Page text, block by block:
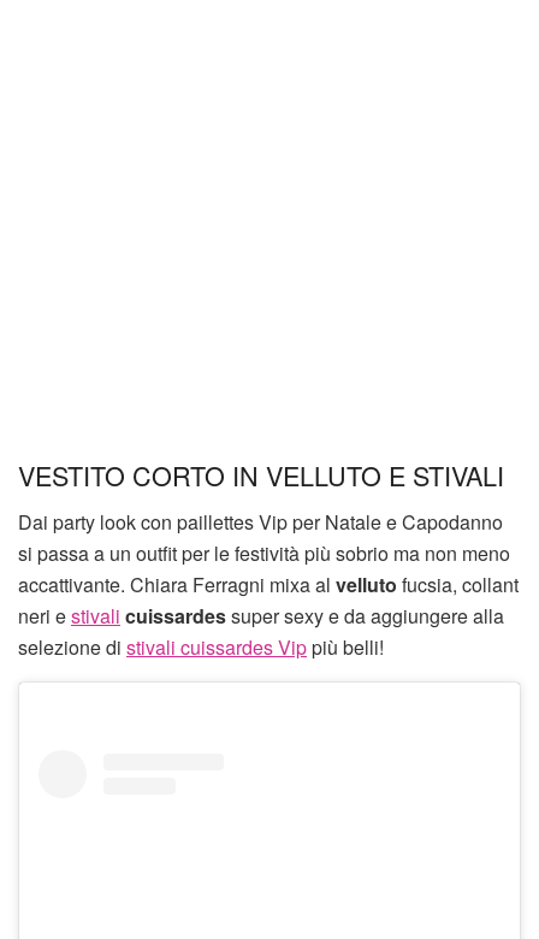
VESTITO CORTO IN VELLUTO E STIVALI
Dai party look con paillettes Vip per Natale e Capodanno
si passa a un outfit per le festività più sobrio ma non meno
accattivante. Chiara Ferragni mixa al velluto fucsia, collant
neri estivali cuissardessuper sexy e da aggiungere alla
selezione di stivali cuissardes Vippiù belli!